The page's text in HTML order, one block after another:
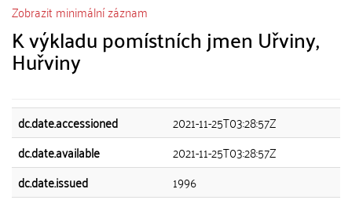
Zobrazit minimální záznam
K výkladu pomístních jmen Uřviny,
Huřviny
dc.date.accessioned
2021-11-25T03:28:57Z
dc.date.available
2021-11-25T03:28:57Z
dc.date.issued
1996